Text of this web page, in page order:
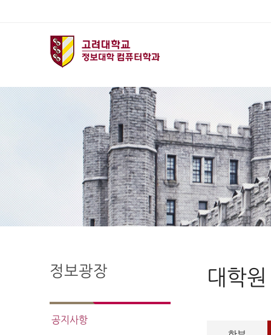
정보광장
공지사항
대학원